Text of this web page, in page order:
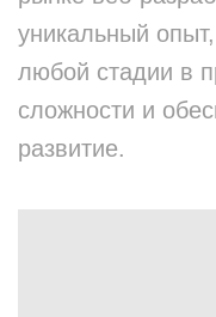
уникальный
любой стадии в
сложности и
развитие.